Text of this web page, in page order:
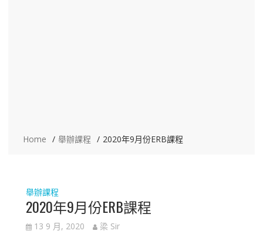
Home 舉辦課程 2020年9月份ERB課程
舉辦課程
2020年9月份ERB課程
13 9 月, 2020 梁 Sir